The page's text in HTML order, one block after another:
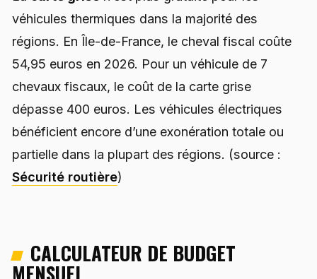
véhicules thermiques dans la majorité des
régions. En Île-de-France, le cheval fiscal coûte
54,95 euros en 2026. Pour un véhicule de 7
chevaux fiscaux, le coût de la carte grise
dépasse 400 euros. Les véhicules électriques
bénéficient encore d’une exonération totale ou
partielle dans la plupart des régions. (source :
Sécurité routière)
CALCULATEUR DE BUDGET
MENSUEL